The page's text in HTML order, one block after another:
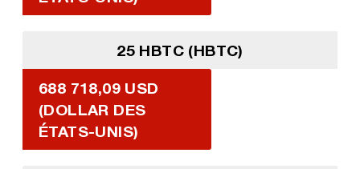
25 HBTC (HBTC)
688 718,09 USD
(DOLLAR DES
ÉTATS-UNIS)